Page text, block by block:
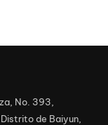
No. 393,
de Baiyun,